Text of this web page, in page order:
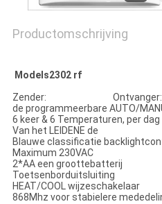
Productomschrijving
Models2302 rf
Zender: Ontvanger:
de programmeerbare AUTO/
6 keer & 6 Temperaturen, per
Van het LEIDENE de
Blauwe classificatie
Maximum 230VAC
2*AA een groottebatterij
Toetsenborduitsluiting
HEAT/COOL wijzeschakelaar
868Mhz voor stabielere